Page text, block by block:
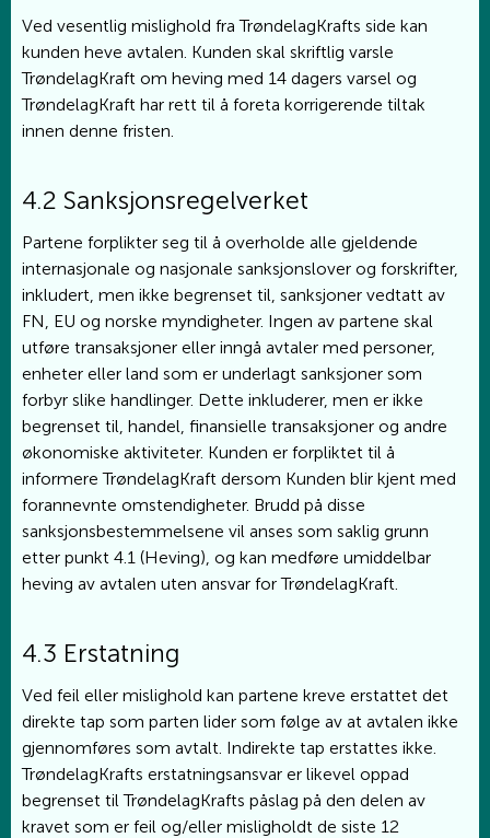
Ved vesentlig mislighold fra TrøndelagKrafts side kan
kunden heve avtalen. Kunden skal skriftlig varsle
TrøndelagKraft om heving med 14 dagers varsel og
TrøndelagKraft har rett til å foreta korrigerende tiltak
innen denne fristen.
4.2 Sanksjonsregelverket
Partene forplikter seg til å overholde alle gjeldende
internasjonale og nasjonale sanksjonslover og forskrifter,
inkludert, men ikke begrenset til, sanksjoner vedtatt av
FN, EU og norske myndigheter. Ingen av partene skal
utføre transaksjoner eller inngå avtaler med personer,
enheter eller land som er underlagt sanksjoner som
forbyr slike handlinger. Dette inkluderer, men er ikke
begrenset til, handel, finansielle transaksjoner og andre
økonomiske aktiviteter. Kunden er forpliktet til å
informere TrøndelagKraft dersom Kunden blir kjent med
forannevnte omstendigheter. Brudd på disse
sanksjonsbestemmelsene vil anses som saklig grunn
etter punkt 4.1 (Heving), og kan medføre umiddelbar
heving av avtalen uten ansvar for TrøndelagKraft.
4.3 Erstatning
Ved feil eller mislighold kan partene kreve erstattet det
direkte tap som parten lider som følge av at avtalen ikke
gjennomføres som avtalt. Indirekte tap erstattes ikke.
TrøndelagKrafts erstatningsansvar er likevel oppad
begrenset til TrøndelagKrafts påslag på den delen av
kravet som er feil og/eller misligholdt de siste 12